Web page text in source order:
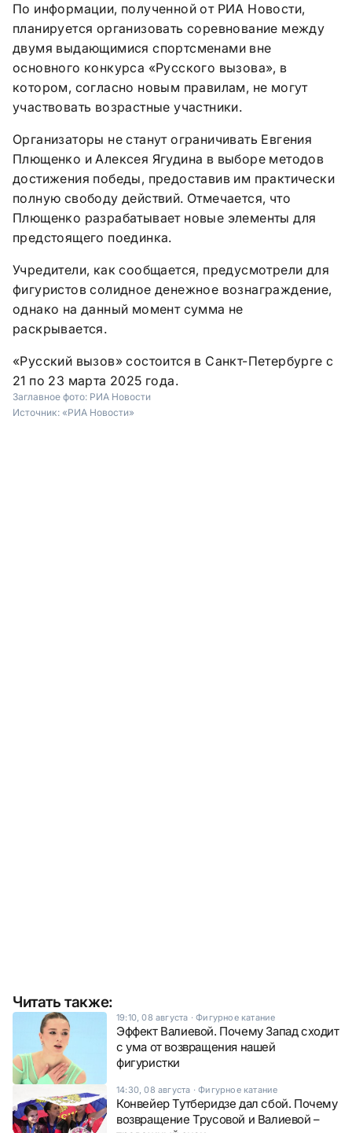
По информации, полученной от РИА Новости,
планируется организовать соревнование между
двумя выдающимися спортсменами вне
основного конкурса «Русского вызова», в
котором, согласно новым правилам, не могут
участвовать возрастные участники.
Организаторы не станут ограничивать Евгения
Плющенко и Алексея Ягудина в выборе методов
достижения победы, предоставив им практически
полную свободу действий. Отмечается, что
Плющенко разрабатывает новые элементы для
предстоящего поединка.
Учредители, как сообщается, предусмотрели для
фигуристов солидное денежное вознаграждение,
однако на данный момент сумма не
раскрывается.
«Русский вызов» состоится в Санкт-Петербурге с
21 по 23 марта 2025 года.
Заглавное фото: РИА Новости
Источник: «РИА Новости»
Читать также:
19:10, 08 августа ·Фигурное катание
Эффект Валиевой. Почему Запад сходит
с ума от возвращения нашей
фигуристки
14:30, 08 августа ·Фигурное катание
Конвейер Тутберидзе дал сбой. Почему
возвращение Трусовой и Валиевой –